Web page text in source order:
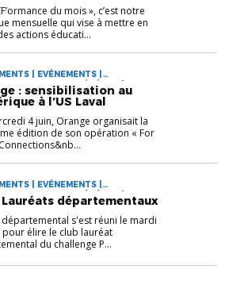
du mois », c’est notre
mensuelle qui vise à mettre en
actions éducati...
| EVÉNEMENTS |
EDUCATIF FÉDÉRAL | VIE DES
: sensibilisation au
à l’US Laval
4 juin, Orange organisait la
édition de son opération « For
| EVÉNEMENTS |
EDUCATIF FÉDÉRAL | VIE DES
Lauréats départementaux
départemental s'est réuni le mardi
pour élire le club lauréat
du challenge P...